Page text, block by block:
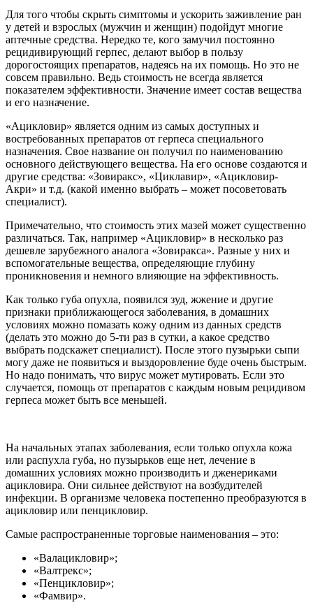
Для того чтобы скрыть симптомы и ускорить заживление ран
у детей и взрослых (мужчин и женщин) подойдут многие
аптечные средства. Нередко те, кого замучил постоянно
рецидивирующий герпес, делают выбор в пользу
дорогостоящих препаратов, надеясь на их помощь. Но это не
совсем правильно. Ведь стоимость не всегда является
показателем эффективности. Значение имеет состав вещества
и его назначение.
«Ацикловир» является одним из самых доступных и
востребованных препаратов от герпеса специального
назначения. Свое название он получил по наименованию
основного действующего вещества. На его основе создаются и
другие средства: «Зовиракс», «Циклавир», «Ацикловир-
Акри» и т.д. (какой именно выбрать – может посоветовать
специалист).
Примечательно, что стоимость этих мазей может существенно
различаться. Так, например «Ацикловир» в несколько раз
дешевле зарубежного аналога «Зовиракса». Разные у них и
вспомогательные вещества, определяющие глубину
проникновения и немного влияющие на эффективность.
Как только губа опухла, появился зуд, жжение и другие
признаки приближающегося заболевания, в домашних
условиях можно помазать кожу одним из данных средств
(делать это можно до 5-ти раз в сутки, а какое средство
выбрать подскажет специалист). После этого пузырьки сыпи
могу даже не появиться и выздоровление буде очень быстрым.
Но надо понимать, что вирус может мутировать. Если это
случается, помощь от препаратов с каждым новым рецидивом
герпеса может быть все меньшей.
На начальных этапах заболевания, если только опухла кожа
или распухла губа, но пузырьков еще нет, лечение в
домашних условиях можно производить и дженериками
ацикловира. Они сильнее действуют на возбудителей
инфекции. В организме человека постепенно преобразуются в
ацикловир или пенцикловир.
Самые распространенные торговые наименования – это:
«Валацикловир»;
«Валтрекс»;
«Пенцикловир»;
«Фамвир».